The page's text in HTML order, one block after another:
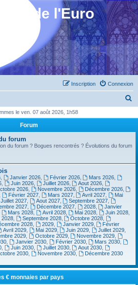
de l'Euro
Connexion
Inscription
h
le ven. 07 août 2026, 1h58
Forum
forum
du forum ? Bogues rencontrés ? Évolutions du forum
, Janvier 2026, Février 2026, Mars 2026
, Juin 2026, Juillet 2026, Aout 2026
2026, Novembre 2026, Décembre 2026,
Février 2027, Mars 2027, Avril 2027
Mai
Juillet 2027, Aout 2027, Septembre 2027
2027, Décembre 2027, 2028,
Janvier
Mars 2028, Avril 2028, Mai 2028 Juin 2028
2028, Septembre 2028, Octobre 2028
2028, 2029, Janvier 2029,
Février
Avril 2029, Mai 2029, Juin 2029 Juillet 2029
2029, Octobre 2029, Novembre 2029
, Janvier 2030, Février 2030, Mars 2030
, Juin 2030, Juillet 2030, Aout 2030
2030, Novembre 2030,
Décembre 2030
€ monnaies par pays